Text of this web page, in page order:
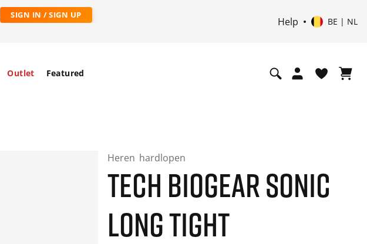
SIGN IN / SIGN UP
Help BE | NL
Outlet Featured
Heren hardlopen
TECH BIOGEAR SONIC
LONG TIGHT